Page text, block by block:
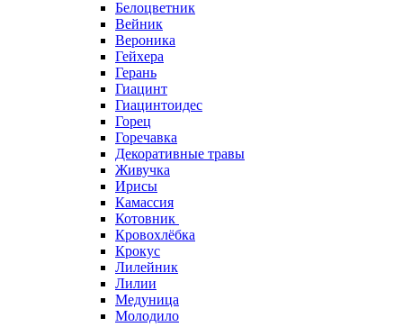
Белоцветник
Вейник
Вероника
Гейхера
Герань
Гиацинт
Гиацинтоидес
Горец
Горечавка
Декоративные травы
Живучка
Ирисы
Камассия
Котовник
Кровохлёбка
Крокус
Лилейник
Лилии
Медуница
Молодило